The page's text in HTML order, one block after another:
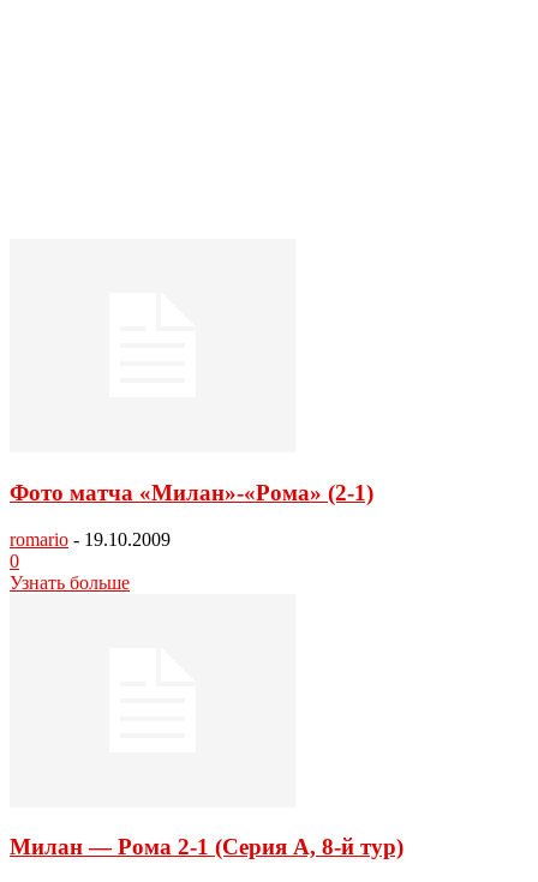
Фото матча «Милан»-«Рома» (2-1)
romario - 19.10.2009
0
Узнать больше
Милан — Рома 2-1 (Серия А, 8-й тур)